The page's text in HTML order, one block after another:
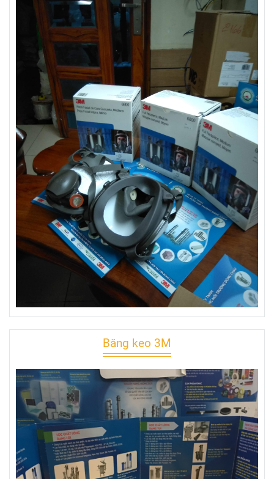
Băng keo 3M